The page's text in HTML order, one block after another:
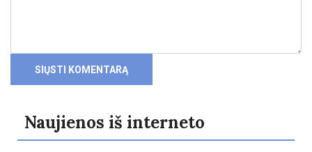
Naujienos iš interneto